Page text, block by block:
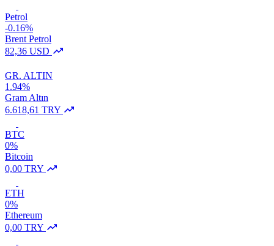
Petrol
-0.16%
Brent Petrol
82,36 USD
GR. ALTIN
1.94%
Gram Altın
6.618,61 TRY
BTC
0%
Bitcoin
0,00 TRY
ETH
0%
Ethereum
0,00 TRY